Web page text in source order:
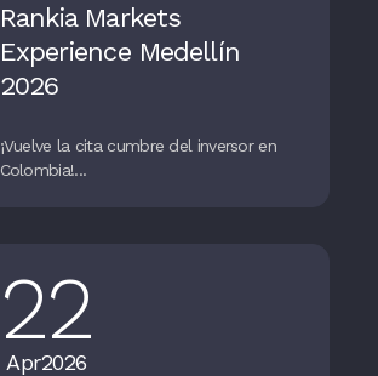
Rankia Markets
Experience Medellín
2026
¡Vuelve la cita cumbre del inversor en
Colombia!...
22
Apr2026